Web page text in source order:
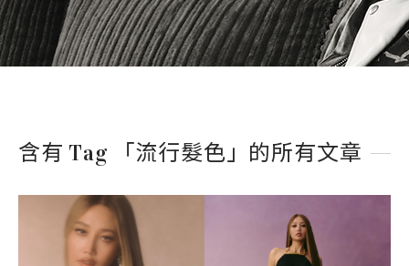
NEWS
WELLA
Sp
Find A Salon
COURSE
Shop
Products
Contact Us
含有 Tag 「流行髮色」的所有文章